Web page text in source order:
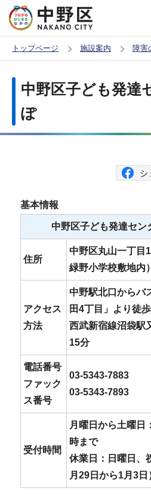
の
ー
トップページ 施設案内 障害
か
中野区子ども発達
ぽ
基本情報
中野区子ども発達セン
住所
中野区丸山一丁目
緑野小学校敷地内）
アクセス
方法
中野駅北口から
田4丁目」より徒
西武新宿線沼袋駅
15分
電話番号
ファック
ス番号
03-5343-7883
03-5343-7893
受付時間
月曜日から土曜日
時まで
休業日：日曜日、
月29日から1月3日